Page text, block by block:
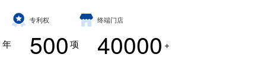
年
专利权
500 项
终端门店
40000 +